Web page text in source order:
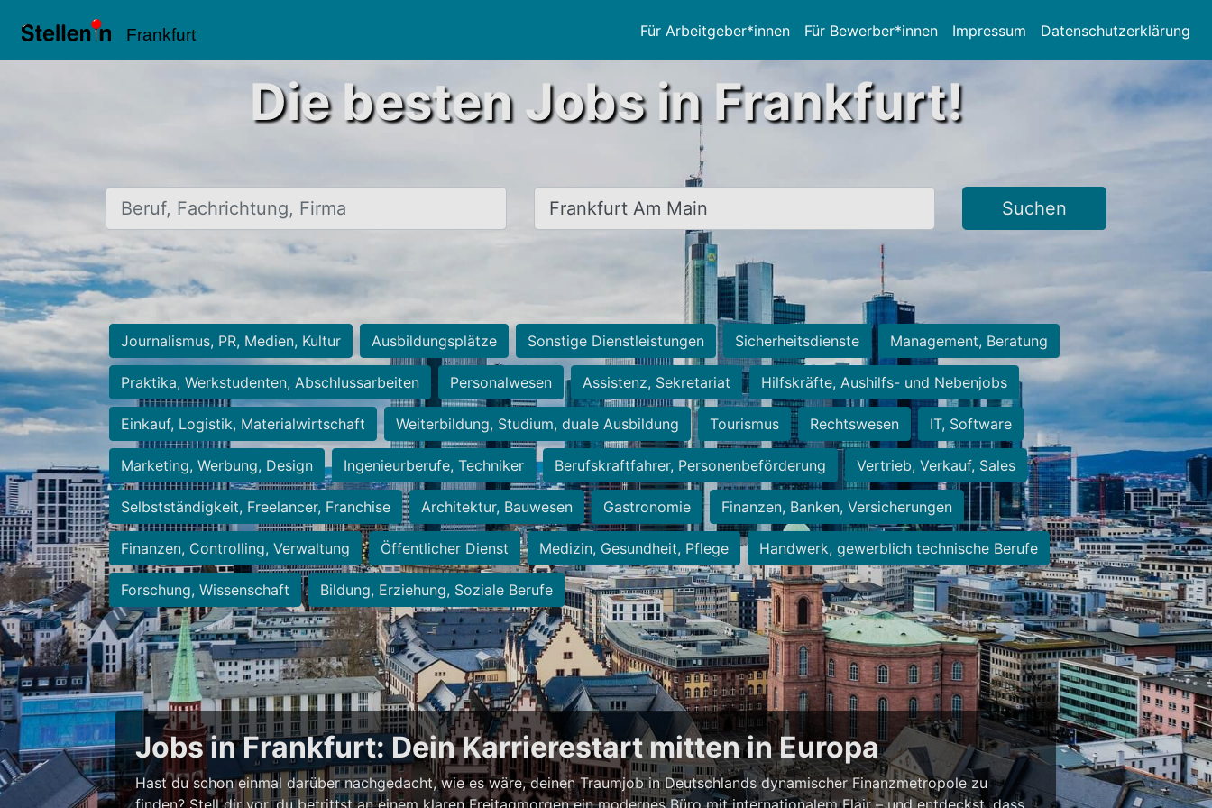
Frankfurt Für Arbeitgeber*innen Für Bewerber*innen Impressum Datenschutzerklärung
Die besten Jobs in Frankfurt!
Beruf, Fachrichtung, Firma Ort, Stadt Suchen
Journalismus, PR, Medien, Kultur Ausbildungsplätze Sonstige Dienstleistungen Sicherheitsdienste Management, Beratung
Praktika, Werkstudenten, Abschlussarbeiten Personalwesen Assistenz, Sekretariat Hilfskräfte, Aushilfs- und Nebenjobs
Einkauf, Logistik, Materialwirtschaft Weiterbildung, Studium, duale Ausbildung Tourismus Rechtswesen IT, Software
Marketing, Werbung, Design Ingenieurberufe, Techniker Berufskraftfahrer, Personenbeförderung Vertrieb, Verkauf, Sales
Selbstständigkeit, Freelancer, Franchise Architektur, Bauwesen Gastronomie Finanzen, Banken, Versicherungen
Finanzen, Controlling, Verwaltung Öffentlicher Dienst Medizin, Gesundheit, Pflege Handwerk, gewerblich technische Berufe
Forschung, Wissenschaft Bildung, Erziehung, Soziale Berufe
Jobs in Frankfurt: Dein Karrierestart mitten in Europa
Hast du schon einmal darüber nachgedacht, wie es wäre, deinen Traumjob in Deutschlands dynamischer Finanzmetropole zu